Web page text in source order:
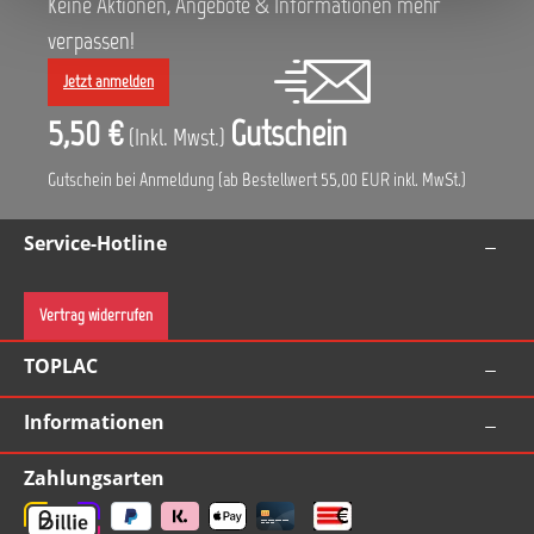
verpassen!
Jetzt anmelden
5,50 € (Inkl. Mwst.) Gutschein
Gutschein bei Anmeldung (ab Bestellwert 55,00 EUR inkl. MwSt.)
Service-Hotline
Vertrag widerrufen
TOPLAC
Informationen
Zahlungsarten